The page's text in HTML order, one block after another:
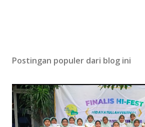
Postingan populer dari blog ini